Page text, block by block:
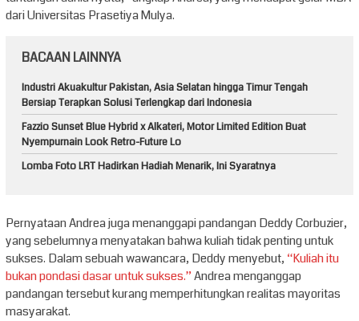
dari Universitas Prasetiya Mulya.
BACAAN LAINNYA
Industri Akuakultur Pakistan, Asia Selatan hingga Timur Tengah
Bersiap Terapkan Solusi Terlengkap dari Indonesia
Fazzio Sunset Blue Hybrid x Alkateri, Motor Limited Edition Buat
Nyempurnain Look Retro-Future Lo
Lomba Foto LRT Hadirkan Hadiah Menarik, Ini Syaratnya
Pernyataan Andrea juga menanggapi pandangan Deddy Corbuzier,
yang sebelumnya menyatakan bahwa kuliah tidak penting untuk
sukses. Dalam sebuah wawancara, Deddy menyebut, “Kuliah itu
bukan pondasi dasar untuk sukses.”Andrea menganggap
pandangan tersebut kurang memperhitungkan realitas mayoritas
masyarakat.